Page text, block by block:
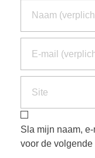
Sla mijn naam,
voor de volgende